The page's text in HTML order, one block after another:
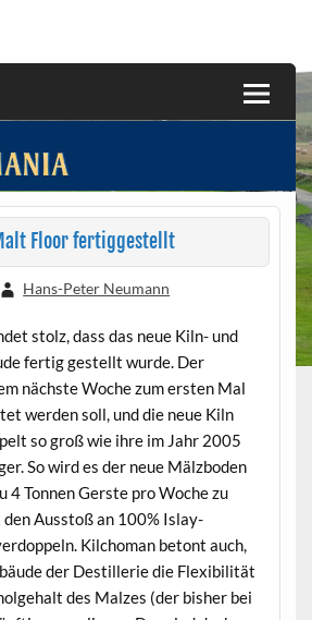
Floor fertiggestellt
Hans-Peter Neumann
stolz, dass das neue Kiln- und
fertig gestellt wurde. Der
nächste Woche zum ersten Mal
werden soll, und die neue Kiln
so groß wie ihre im Jahr 2005
So wird es der neue Mälzboden
4 Tonnen Gerste pro Woche zu
den Ausstoß an 100% Islay-
Kilchoman betont auch,
der Destillerie die Flexibilität
des Malzes (der bisher bei